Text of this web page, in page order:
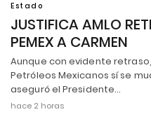
Estado
JUSTIFICA AMLO
PEMEX A CARMEN
Aunque con evidente
Petróleos Mexicanos sí se
aseguró el Presidente…
hace 2 horas